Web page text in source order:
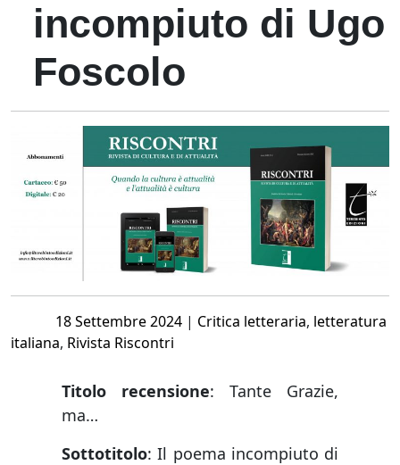
incompiuto di Ugo
Foscolo
Posted
on
18 Settembre 2024 | Critica letteraria, letteratura
italiana, Rivista Riscontri
Titolo recensione: Tante Grazie,
ma…
Sottotitolo: Il poema incompiuto di